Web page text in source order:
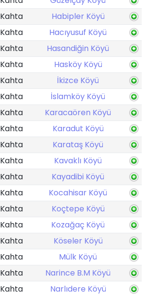
Kahta
Habipler Köyü
Kahta
Hacıyusuf Köyü
Kahta
Hasandiğin Köyü
Kahta
Hasköy Köyü
Kahta
İkizce Köyü
Kahta
İslamköy Köyü
Kahta
Karacaören Köyü
Kahta
Karadut Köyü
Kahta
Karataş Köyü
Kahta
Kavaklı Köyü
Kahta
Kayadibi Köyü
Kahta
Kocahisar Köyü
Kahta
Koçtepe Köyü
Kahta
Kozağaç Köyü
Kahta
Köseler Köyü
Kahta
Mülk Köyü
Kahta
Narince B.M Köyü
Kahta
Narlıdere Köyü